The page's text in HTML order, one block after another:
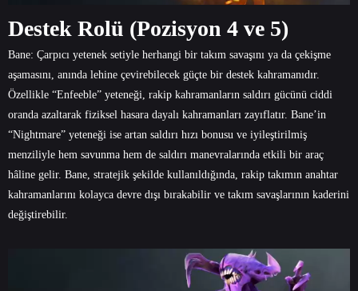
Destek Rolü (Pozisyon 4 ve 5)
Bane: Çarpıcı yetenek setiyle herhangi bir takım savaşını ya da çekişme
aşamasını, anında lehine çevirebilecek güçte bir destek kahramanıdır.
Özellikle “Enfeeble” yeteneği, rakip kahramanların saldırı gücünü ciddi
oranda azaltarak fiziksel hasara dayalı kahramanları zayıflatır. Bane’in
“Nightmare” yeteneği ise artan saldırı hızı bonusu ve iyileştirilmiş
menziliyle hem savunma hem de saldırı manevralarında etkili bir araç
hâline gelir. Bane, stratejik şekilde kullanıldığında, rakip takımın anahtar
kahramanlarını kolayca devre dışı bırakabilir ve takım savaşlarının kaderini
değiştirebilir.